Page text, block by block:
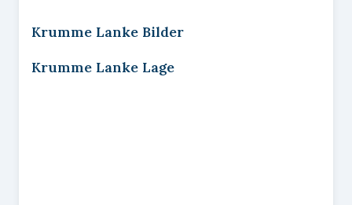
Krumme Lanke Bilder
Krumme Lanke Lage